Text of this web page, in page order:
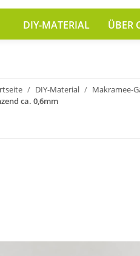
DIY-MATERIAL ÜBER
DIY-Material Makramee-
ca. 0,6mm